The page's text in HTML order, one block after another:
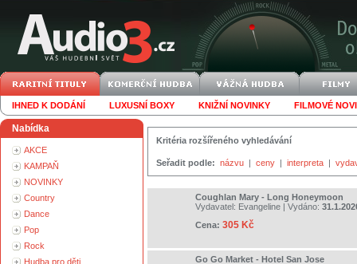
IHNED K DODÁNÍ LUXUSNÍ BOXY KNIŽNÍ NOVINKY FILMOVÉ
Nabídka
AKCE
KAMPAŇ
NOVINKY
Country
Dance
Pop
Rock
Hudba pro děti
Kritéria rozšířeného vyhledávání
Seřadit podle: názvu | ceny | interpreta |
Coughlan Mary - Long Honeymoon
Vydavatel: Evangeline | Vydáno:
Cena: 305 Kč
Go Go Market - Hotel San Jose